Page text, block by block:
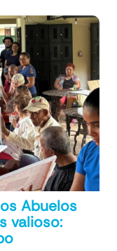
Abuelos
valioso: